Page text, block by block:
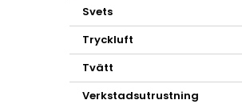
Svets
Tryckluft
Tvätt
Verkstadsutrustning